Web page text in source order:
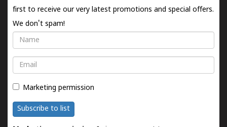
first to receive our very latest promotions and special offers.
We don't spam!
Name
Email
Marketing permission
Subscribe to list